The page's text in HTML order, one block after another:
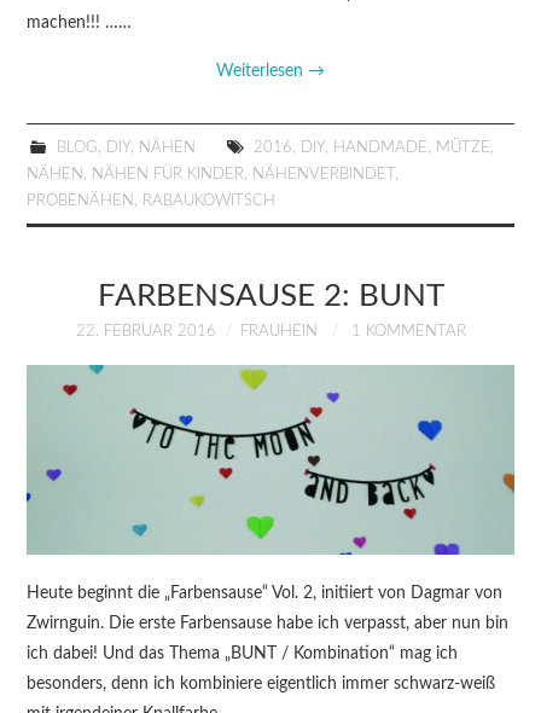
machen!!! ……
Weiterlesen →
BLOG DIY, NÄHEN 2016 DIY, HANDMADE MÜTZE
NÄHEN
NÄHEN FÜR KINDER NÄHENVERBINDET
PROBENÄHEN
RABAUKOWITSCH
FARBENSAUSE 2: BUNT
22. FEBRUAR 2016 FRAUHEIN 1 KOMMENTAR
Heute beginnt die „Farbensause“ Vol. 2, initiiert von Dagmar von
Zwirnguin. Die erste Farbensause habe ich verpasst, aber nun bin
ich dabei! Und das Thema „BUNT / Kombination“ mag ich
besonders, denn ich kombiniere eigentlich immer schwarz-weiß